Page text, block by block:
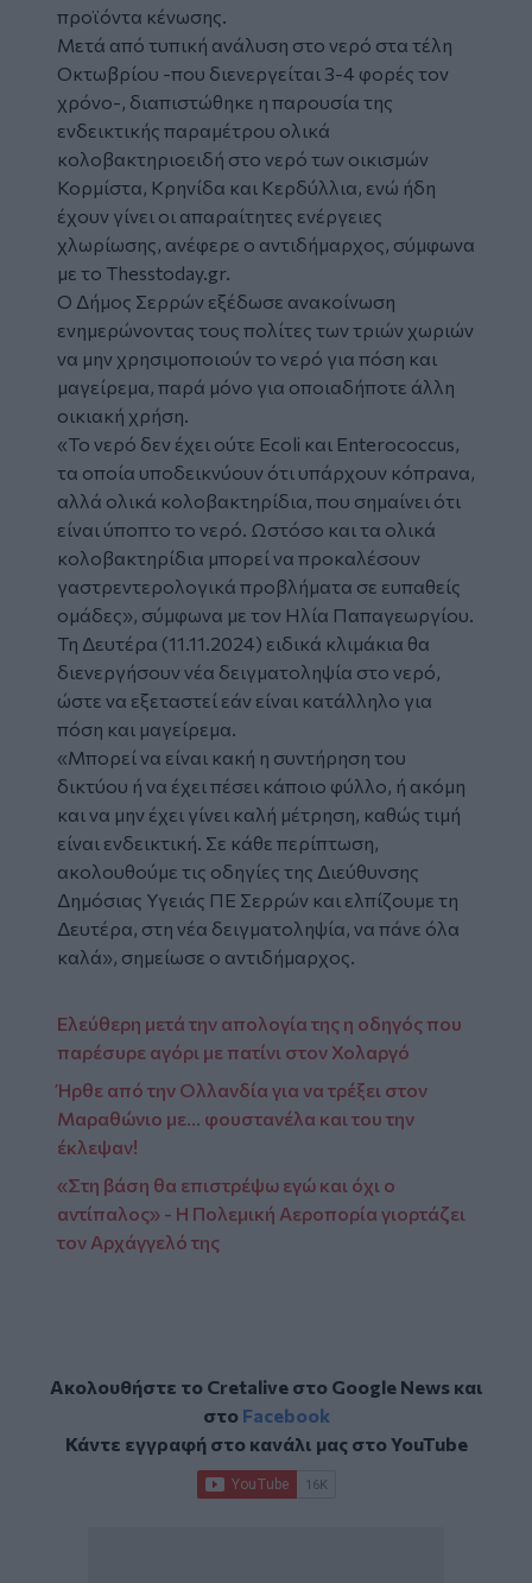
προϊόντα κένωσης.
Μετά από τυπική ανάλυση στο νερό στα τέλη
Οκτωβρίου -που διενεργείται 3-4 φορές τον
χρόνο-, διαπιστώθηκε η παρουσία της
ενδεικτικής παραμέτρου ολικά
κολοβακτηριοειδή στο νερό των οικισμών
Κορμίστα, Κρηνίδα και Κερδύλλια, ενώ ήδη
έχουν γίνει οι απαραίτητες ενέργειες
χλωρίωσης, ανέφερε ο αντιδήμαρχος, σύμφωνα
με το Thesstoday.gr.
Ο Δήμος Σερρών εξέδωσε ανακοίνωση
ενημερώνοντας τους πολίτες των τριών χωριών
να μην χρησιμοποιούν το νερό για πόση και
μαγείρεμα, παρά μόνο για οποιαδήποτε άλλη
οικιακή χρήση.
«Το νερό δεν έχει ούτε Ecoli και Enterococcus,
τα οποία υποδεικνύουν ότι υπάρχουν κόπρανα,
αλλά ολικά κολοβακτηρίδια, που σημαίνει ότι
είναι ύποπτο το νερό. Ωστόσο και τα ολικά
κολοβακτηρίδια μπορεί να προκαλέσουν
γαστρεντερολογικά προβλήματα σε ευπαθείς
ομάδες», σύμφωνα με τον Ηλία Παπαγεωργίου.
Τη Δευτέρα (11.11.2024) ειδικά κλιμάκια θα
διενεργήσουν νέα δειγματοληψία στο νερό,
ώστε να εξεταστεί εάν είναι κατάλληλο για
πόση και μαγείρεμα.
«Μπορεί να είναι κακή η συντήρηση του
δικτύου ή να έχει πέσει κάποιο φύλλο, ή ακόμη
και να μην έχει γίνει καλή μέτρηση, καθώς τιμή
είναι ενδεικτική. Σε κάθε περίπτωση,
ακολουθούμε τις οδηγίες της Διεύθυνσης
Δημόσιας Υγειάς ΠΕ Σερρών και ελπίζουμε τη
Δευτέρα, στη νέα δειγματοληψία, να πάνε όλα
καλά», σημείωσε ο αντιδήμαρχος.
Ελεύθερη μετά την απολογία της η οδηγός που
παρέσυρε αγόρι με πατίνι στον Χολαργό
Ήρθε από την Ολλανδία για να τρέξει στον
Μαραθώνιο με... φουστανέλα και του την
έκλεψαν!
«Στη βάση θα επιστρέψω εγώ και όχι ο
αντίπαλος» - Η Πολεμική Αεροπορία γιορτάζει
τον Αρχάγγελό της
Ακολουθήστε το Cretalive στο Google Newsκαι
στο Facebook
Κάντε εγγραφή στο κανάλι μας στοYouTube